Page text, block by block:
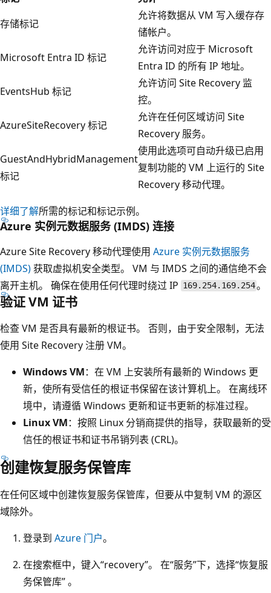
存储标记
允许将数据从 VM 写入缓存存
储帐户。
Microsoft Entra ID 标记
允许访问对应于 Microsoft
Entra ID 的所有 IP 地址。
EventsHub 标记
允许访问 Site Recovery 监
控。
AzureSiteRecovery 标记
允许在任何区域访问 Site
Recovery 服务。
GuestAndHybridManagement
标记
使用此选项可自动升级已启用
复制功能的 VM 上运行的 Site
Recovery 移动代理。
详细了解所需的标记和标记示例。
Azure 实例元数据服务 (IMDS) 连接
Azure Site Recovery 移动代理使用 Azure 实例元数据服务
(IMDS)获取虚拟机安全类型。 VM 与 IMDS 之间的通信绝不会
离开主机。 确保在使用任何代理时绕过 IP 169.254.169.254。
验证 VM 证书
检查 VM 是否具有最新的根证书。 否则，由于安全限制，无法
使用 Site Recovery 注册 VM。
Windows VM：在 VM 上安装所有最新的 Windows 更
新，使所有受信任的根证书保留在该计算机上。 在离线环
境中，请遵循 Windows 更新和证书更新的标准过程。
Linux VM：按照 Linux 分销商提供的指导，获取最新的受
信任的根证书和证书吊销列表 (CRL)。
创建恢复服务保管库
在任何区域中创建恢复服务保管库，但要从中复制 VM 的源区
域除外。
登录到 Azure 门户。
在搜索框中，键入“recovery”。 在“服务”下，选择“恢复服
务保管库” 。